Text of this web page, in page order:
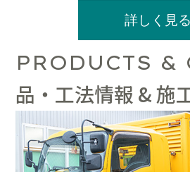
詳しく見る
PRODUCTS &
品・工法情報 & 施